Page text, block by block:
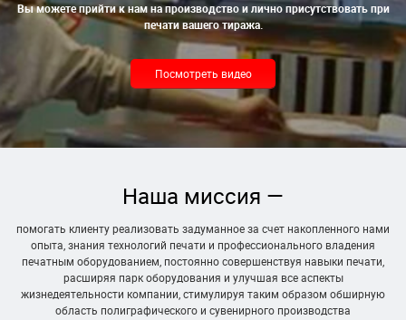
Вы можете прийти к нам на производство и лично присутствовать при
печати вашего тиража.
Посмотреть видео
Наша миссия —
помогать клиенту реализовать задуманное за счет накопленного нами
опыта, знания технологий печати и профессионального владения
печатным оборудованием, постоянно совершенствуя навыки печати,
расширяя парк оборудования и улучшая все аспекты
жизнедеятельности компании, стимулируя таким образом обширную
область полиграфического и сувенирного производства